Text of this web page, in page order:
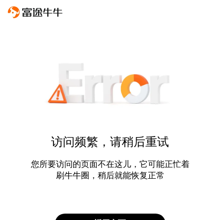
访问频繁，请稍后重试
您所要访问的页面不在这儿，它可能正忙着
刷牛牛圈，稍后就能恢复正常